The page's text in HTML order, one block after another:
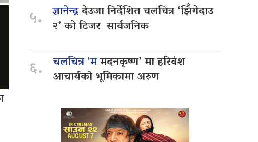
५. ज्ञानेन्द्रदेउजा निर्देशित चलचित्र ‘झिँगेदाउ
२’ को टिजर सार्वजनिक
६. चलचित्र ‘ममदनकृष्ण’ मा हरिवंश
आचार्यको भूमिकामा अरुण